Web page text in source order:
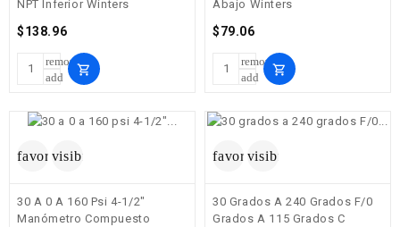
NPT Inferior Winters
$138.96Precio
remove
add
shopping_cart
Abajo Winters
$79.06Precio
remove
add
shopping_cart
favorite_border
visibility
30 A 0 A 160 Psi 4-1/2"
Manómetro Compuesto
favorite_border
visibility
30 Grados A 240 Grados F/0
Grados A 115 Grados C